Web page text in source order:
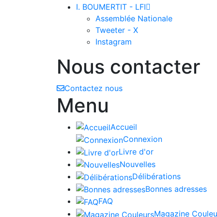
I. BOUMERTIT - LFI
Assemblée Nationale
Tweeter - X
Instagram
Nous contacter
Contactez nous
Menu
Accueil
Connexion
Livre d'or
Nouvelles
Délibérations
Bonnes adresses
FAQ
Magazine